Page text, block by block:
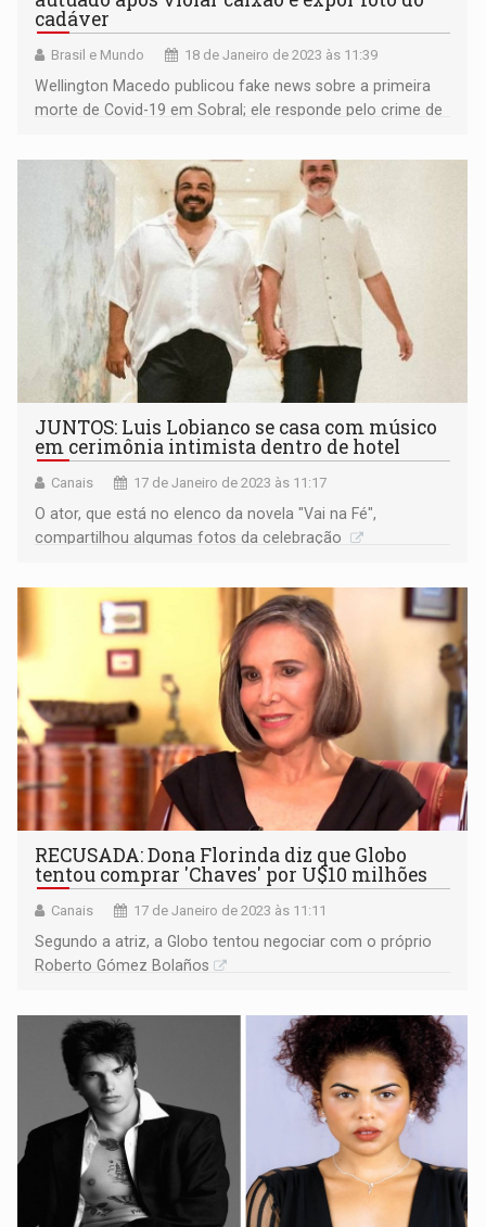
cadáver
Brasil e Mundo 18 de Janeiro de 2023 às 11:39
Wellington Macedo publicou fake news sobre a primeira
morte de Covid-19 em Sobral; ele responde pelo crime de
JUNTOS: Luis Lobianco se casa com músico
em cerimônia intimista dentro de hotel
Canais 17 de Janeiro de 2023 às 11:17
O ator, que está no elenco da novela "Vai na Fé",
compartilhou algumas fotos da celebração
RECUSADA: Dona Florinda diz que Globo
tentou comprar 'Chaves' por U$10 milhões
Canais 17 de Janeiro de 2023 às 11:11
Segundo a atriz, a Globo tentou negociar com o próprio
Roberto Gómez Bolaños